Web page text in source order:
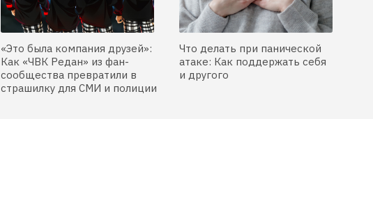
«Это была компания друзей»:
Как «ЧВК Редан» из фан-
сообщества превратили в
страшилку для СМИ и полиции
Что делать при панической
атаке: Как поддержать себя
и другого